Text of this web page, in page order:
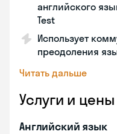
английского
Test
Использует
преодоления
Читать дальше
Услуги и цены
Английский язык